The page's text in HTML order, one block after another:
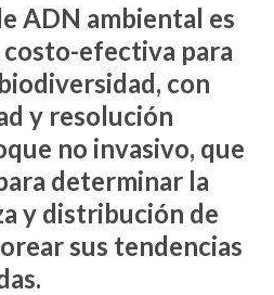
ADN ambiental es
efectiva para
con
y resolución
no invasivo, que
determinar la
y distribución de
sus tendencias